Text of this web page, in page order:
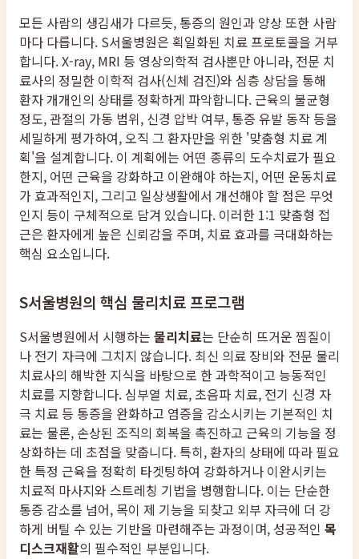
모든 사람의 생김새가 다르듯, 통증의 원인과 양상 또한 사람
마다 다릅니다. S서울병원은 획일화된 치료 프로토콜을 거부
합니다. X-ray, MRI 등 영상의학적 검사뿐만 아니라, 전문 치
료사의 정밀한 이학적 검사(신체 검진)와 심층 상담을 통해
환자 개개인의 상태를 정확하게 파악합니다. 근육의 불균형
정도, 관절의 가동 범위, 신경 압박 여부, 통증 유발 동작 등을
세밀하게 평가하여, 오직 그 환자만을 위한 '맞춤형 치료 계
획'을 설계합니다. 이 계획에는 어떤 종류의 도수치료가 필요
한지, 어떤 근육을 강화하고 이완해야 하는지, 어떤 운동치료
가 효과적인지, 그리고 일상생활에서 개선해야 할 점은 무엇
인지 등이 구체적으로 담겨 있습니다. 이러한 1:1 맞춤형 접
근은 환자에게 높은 신뢰감을 주며, 치료 효과를 극대화하는
핵심 요소입니다.
S서울병원의 핵심 물리치료 프로그램
S서울병원에서 시행하는 물리치료는 단순히 뜨거운 찜질이
나 전기 자극에 그치지 않습니다. 최신 의료 장비와 전문 물리
치료사의 해박한 지식을 바탕으로 한 과학적이고 능동적인
치료를 지향합니다. 심부열 치료, 초음파 치료, 전기 신경 자
극 치료 등 통증을 완화하고 염증을 감소시키는 기본적인 치
료는 물론, 손상된 조직의 회복을 촉진하고 근육의 기능을 정
상화하는 데 초점을 맞춥니다. 특히, 환자의 상태에 따라 필요
한 특정 근육을 정확히 타겟팅하여 강화하거나 이완시키는
치료적 마사지와 스트레칭 기법을 병행합니다. 이는 단순한
통증 감소를 넘어, 목이 제 기능을 되찾고 외부 자극에 더 강
하게 버틸 수 있는 기반을 마련해주는 과정이며, 성공적인 목
디스크재활의 필수적인 부분입니다.